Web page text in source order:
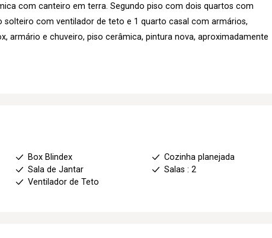
com canteiro em terra. Segundo piso com dois quartos com
solteiro com ventilador de teto e 1 quarto casal com armários,
armário e chuveiro, piso cerâmica, pintura nova, aproximadamente
Box Blindex
Cozinha planejada
Sala de Jantar
Salas : 2
Ventilador de Teto